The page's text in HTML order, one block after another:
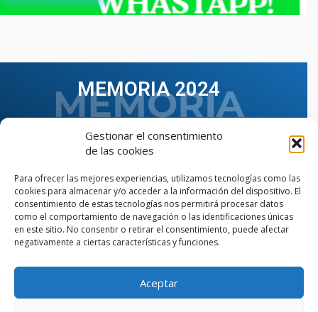
Gestionar el consentimiento
de las cookies
Para ofrecer las mejores experiencias, utilizamos tecnologías como las
cookies para almacenar y/o acceder a la información del dispositivo. El
consentimiento de estas tecnologías nos permitirá procesar datos
como el comportamiento de navegación o las identificaciones únicas
en este sitio. No consentir o retirar el consentimiento, puede afectar
negativamente a ciertas características y funciones.
Aceptar
MEMORIA 2024
VER TODAS LAS MEMORIAS